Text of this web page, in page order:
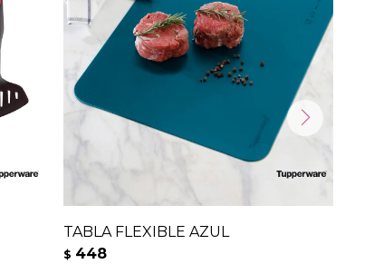
TABLA FLEXIBLE AZUL
$ 448